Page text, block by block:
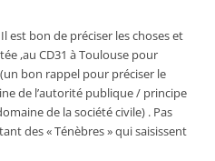
est bon de préciser les choses et
,au CD31 à Toulouse pour
bon rappel pour préciser le
de l’autorité publique / principe
de la société civile) . Pas
des « Ténèbres » qui saisissent